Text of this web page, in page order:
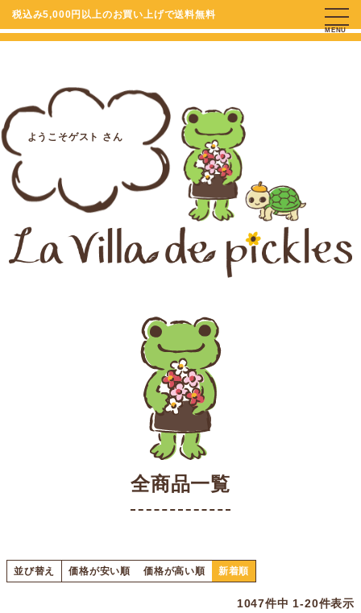
税込み5,000円以上のお買い上げで送料無料
ようこそゲスト さん
MENU
全商品一覧
並び替え 価格が安い順 価格が高い順 新着順
1047件中 1-20件表示